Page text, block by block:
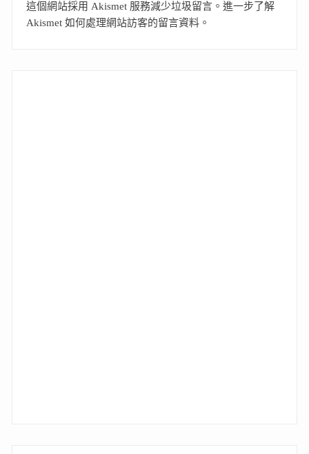
這個網站採用 Akismet 服務減少垃圾留言。 進一步了解
Akismet 如何處理網站訪客的留言資料 。